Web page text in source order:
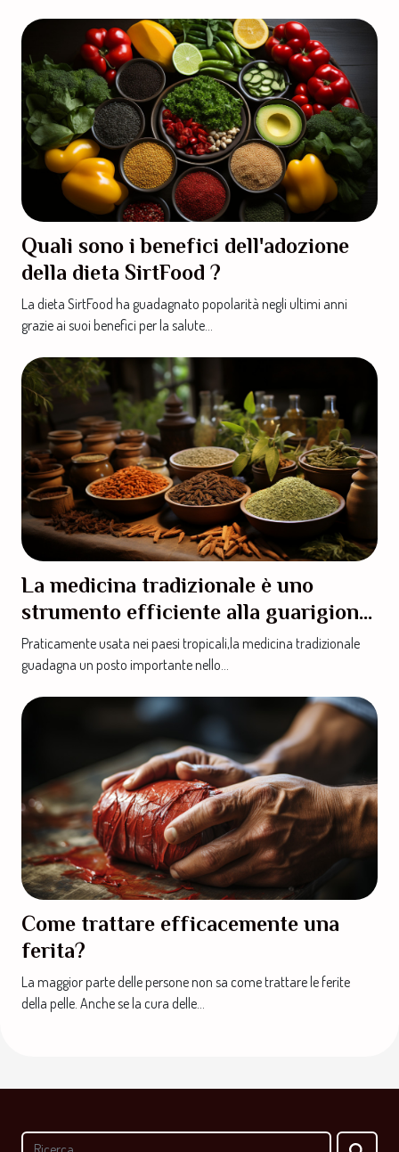
Quali sono i benefici dell'adozione
della dieta SirtFood ?
La dieta SirtFood ha guadagnato popolarità negli ultimi anni
grazie ai suoi benefici per la salute...
La medicina tradizionale è uno
strumento efficiente alla guarigione
del covid-19
Praticamente usata nei paesi tropicali,la medicina tradizionale
guadagna un posto importante nello...
Come trattare efficacemente una
ferita?
La maggior parte delle persone non sa come trattare le ferite
della pelle. Anche se la cura delle...